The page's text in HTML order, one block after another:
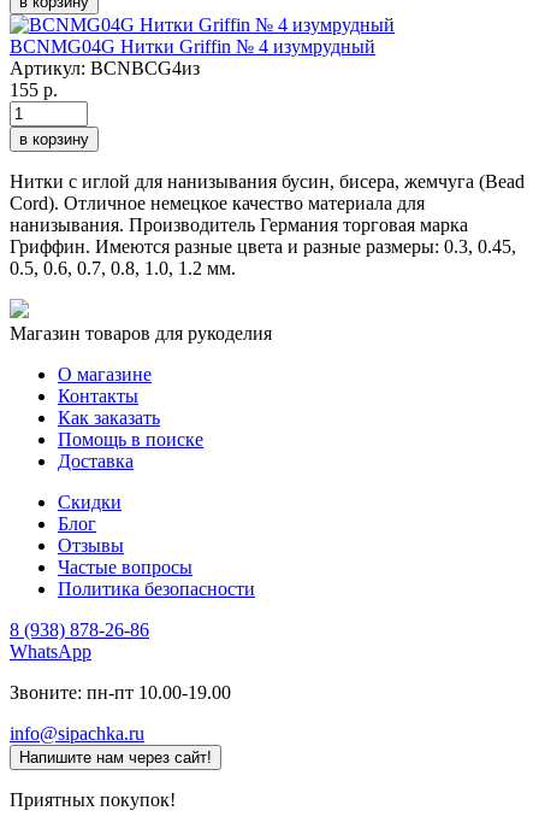
BCNMG04G Нитки Griffin № 4 изумрудный
Артикул: BCNBCG4из
155 р.
в корзину
Нитки с иглой для нанизывания бусин, бисера, жемчуга (Bead
Cord). Отличное немецкое качество материала для
нанизывания. Производитель Германия торговая марка
Гриффин. Имеются разные цвета и разные размеры: 0.3, 0.45,
0.5, 0.6, 0.7, 0.8, 1.0, 1.2 мм.
Магазин товаров для рукоделия
О магазине
Контакты
Как заказать
Помощь в поиске
Доставка
Скидки
Блог
Отзывы
Частые вопросы
Политика безопасности
8 (938) 878-26-86
WhatsApp
Звоните: пн-пт 10.00-19.00
info@sipachka.ru
Напишите нам через сайт!
Приятных покупок!